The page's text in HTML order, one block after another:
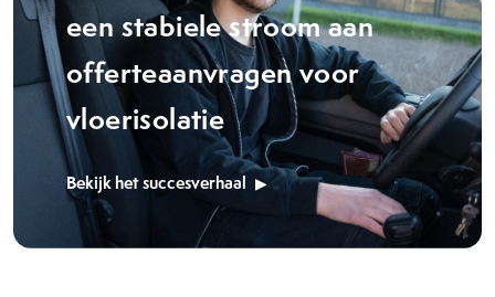
een stabiele stroom aan
offerteaanvragen voor
vloerisolatie
Bekijk het succesverhaal